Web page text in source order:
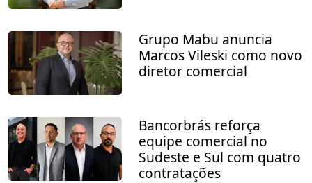
Grupo Mabu anuncia
Marcos Vileski como novo
diretor comercial
Bancorbrás reforça
equipe comercial no
Sudeste e Sul com quatro
contratações